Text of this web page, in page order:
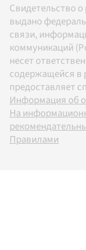
Свидетельство
выдано
связи,
коммуникаций
несет
содержащейся в
предоставляет
Информация об
На
Правилами